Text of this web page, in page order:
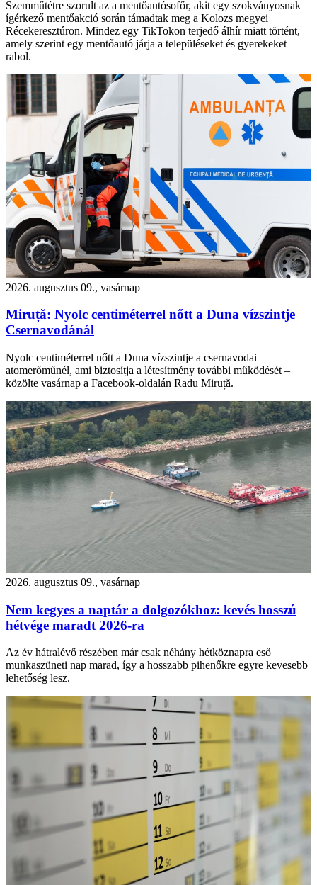
Szemműtétre szorult az a mentőautósofőr, akit egy szokványosnak
ígérkező mentőakció során támadtak meg a Kolozs megyei
Récekeresztúron. Mindez egy TikTokon terjedő álhír miatt történt,
amely szerint egy mentőautó járja a településeket és gyerekeket
rabol.
2026. augusztus 09., vasárnap
Miruță: Nyolc centiméterrel nőtt a Duna vízszintje
Csernavodánál
Nyolc centiméterrel nőtt a Duna vízszintje a csernavodai
atomerőműnél, ami biztosítja a létesítmény további működését –
közölte vasárnap a Facebook-oldalán Radu Miruță.
2026. augusztus 09., vasárnap
Nem kegyes a naptár a dolgozókhoz: kevés hosszú
hétvége maradt 2026-ra
Az év hátralévő részében már csak néhány hétköznapra eső
munkaszüneti nap marad, így a hosszabb pihenőkre egyre kevesebb
lehetőség lesz.